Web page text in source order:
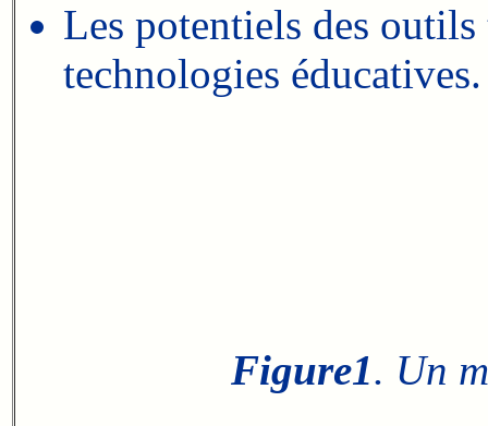
Les potentiels des outils
technologies éducatives.
Figure1. Un